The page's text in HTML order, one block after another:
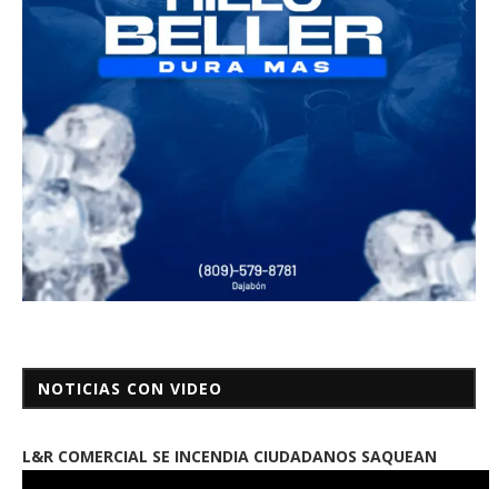
NOTICIAS CON VIDEO
L&R COMERCIAL SE INCENDIA CIUDADANOS SAQUEAN